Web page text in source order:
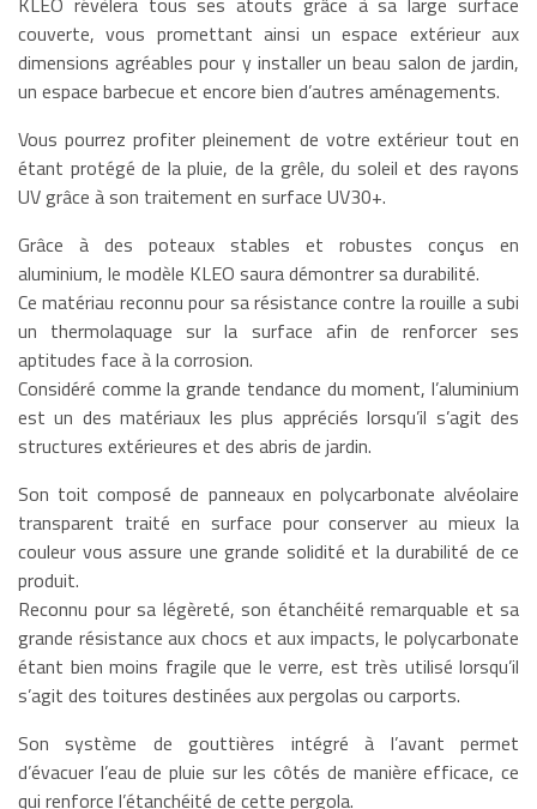
couverte, vous promettant ainsi un espace extérieur aux
dimensions agréables pour y installer un beau salon de jardin,
un espace barbecue et encore bien d’autres aménagements.
Vous pourrez profiter pleinement de votre extérieur tout en
étant protégé de la pluie, de la grêle, du soleil et des rayons
UV grâce à son traitement en surface UV30+.
Grâce à des poteaux stables et robustes conçus en
aluminium, le modèle KLEO saura démontrer sa durabilité.
Ce matériau reconnu pour sa résistance contre la rouille a subi
un thermolaquage sur la surface afin de renforcer ses
aptitudes face à la corrosion.
Considéré comme la grande tendance du moment, l’aluminium
est un des matériaux les plus appréciés lorsqu’il s’agit des
structures extérieures et des abris de jardin.
Son toit composé de panneaux en polycarbonate alvéolaire
transparent traité en surface pour conserver au mieux la
couleur vous assure une grande solidité et la durabilité de ce
produit.
Reconnu pour sa légèreté, son étanchéité remarquable et sa
grande résistance aux chocs et aux impacts, le polycarbonate
étant bien moins fragile que le verre, est très utilisé lorsqu’il
s’agit des toitures destinées aux pergolas ou carports.
Son système de gouttières intégré à l’avant permet
d’évacuer l’eau de pluie sur les côtés de manière efficace, ce
qui renforce l’étanchéité de cette pergola.